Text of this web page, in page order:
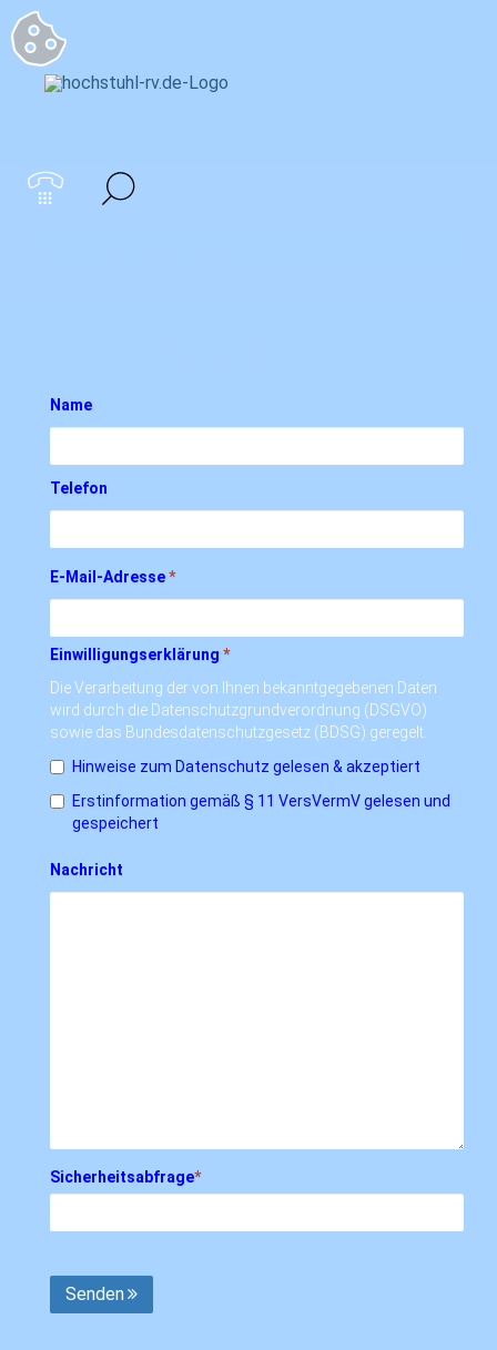
Name
Telefon
E-Mail-Adresse*
Einwilligungserklärung *
Die Verarbeitung der von Ihnen bekanntgegebenen Daten
wird durch die Datenschutzgrundverordnung (DSGVO)
sowie das Bundesdatenschutzgesetz (BDSG) geregelt.
Hinweise zum Datenschutz gelesen & akzeptiert
Erstinformation gemäß § 11 VersVermV gelesen und
gespeichert
Nachricht
Sicherheitsabfrage*
Senden